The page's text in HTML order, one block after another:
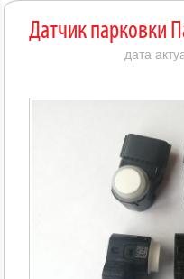
Датчик парковки
дата